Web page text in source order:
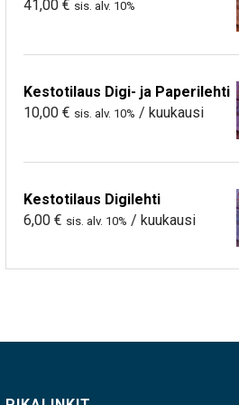
41,00 € sis. alv. 10%
Kestotilaus Digi- ja Paperilehti
10,00 € sis. alv. 10% / kuukausi
Kestotilaus Digilehti
6,00 € sis. alv. 10% / kuukausi